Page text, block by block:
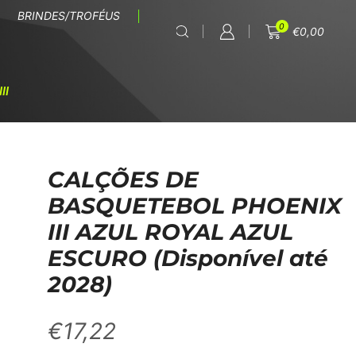
BRINDES/TROFÉUS
0 €0,00
CALÇÕES DE
BASQUETEBOL PHOENIX
III AZUL ROYAL AZUL
ESCURO (Disponível até
2028)
€17,22